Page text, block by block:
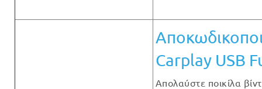
Carplay USB
Απολαύστε ποικίλα